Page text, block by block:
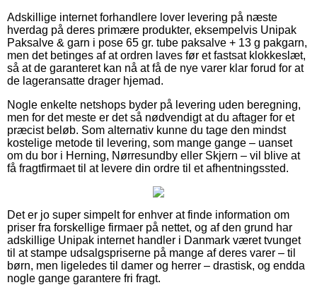
Adskillige internet forhandlere lover levering på næste
hverdag på deres primære produkter, eksempelvis Unipak
Paksalve & garn i pose 65 gr. tube paksalve + 13 g pakgarn,
men det betinges af at ordren laves før et fastsat klokkeslæt,
så at de garanteret kan nå at få de nye varer klar forud for at
de lageransatte drager hjemad.
Nogle enkelte netshops byder på levering uden beregning,
men for det meste er det så nødvendigt at du aftager for et
præcist beløb. Som alternativ kunne du tage den mindst
kostelige metode til levering, som mange gange – uanset
om du bor i Herning, Nørresundby eller Skjern – vil blive at
få fragtfirmaet til at levere din ordre til et afhentningssted.
Det er jo super simpelt for enhver at finde information om
priser fra forskellige firmaer på nettet, og af den grund har
adskillige Unipak internet handler i Danmark været tvunget
til at stampe udsalgspriserne på mange af deres varer – til
børn, men ligeledes til damer og herrer – drastisk, og endda
nogle gange garantere fri fragt.